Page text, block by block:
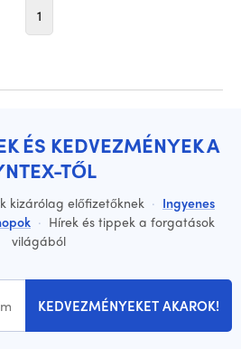
1
ÉS KEDVEZMÉNYEK A
TŐL
kizárólag előfizetőknek · Ingyenes
· Hírek és tippek a forgatások
világából
KEDVEZMÉNYEKET AKAROK!